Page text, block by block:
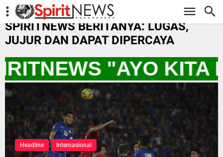
-->
SPIRITNEWS BERITANYA: LUGAS,
JUJUR DAN DAPAT DIPERCAYA
"AYO KITA
Headline Internasional